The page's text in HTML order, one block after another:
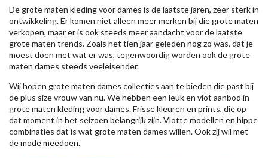
De grote maten kleding voor dames is de laatste jaren, zeer sterk in
ontwikkeling. Er komen niet alleen meer merken bij die grote maten
verkopen, maar er is ook steeds meer aandacht voor de laatste
grote maten trends. Zoals het tien jaar geleden nog zo was, dat je
moest doen met wat er was, tegenwoordig worden ook de grote
maten dames steeds veeleisender.
Wij hopen grote maten dames collecties aan te bieden die past bij
de plus size vrouw van nu. We hebben een leuk en vlot aanbod in
grote maten kleding voor dames. Frisse kleuren en prints, die op
dat moment in het seizoen belangrijk zijn. Vlotte modellen en hippe
combinaties dat is wat grote maten dames willen. Ook zij wil met
de mode meedoen.